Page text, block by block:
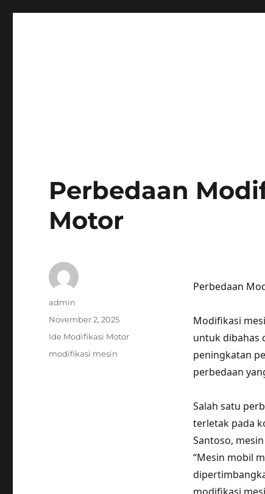
Perbedaan
Motor
Perbedaan
Modifikasi
untuk dibahas
peningkatan
perbedaan
Salah satu
terletak pada
Santoso,
“Mesin mobil
Author
admin
Posted
on
November 2, 2025
Categories
Ide Modifikasi Motor
Tags
modifikasi mesin